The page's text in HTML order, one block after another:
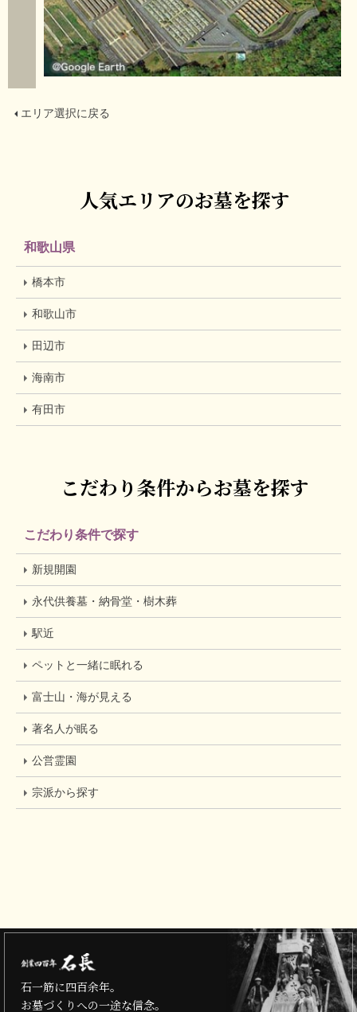
エリア選択に戻る
人気エリアのお墓を探す
和歌山県
橋本市
和歌山市
田辺市
海南市
有田市
こだわり条件からお墓を探す
こだわり条件で探す
新規開園
永代供養墓・納骨堂・樹木葬
駅近
ペットと一緒に眠れる
富士山・海が見える
著名人が眠る
公営霊園
宗派から探す
石一筋に四百余年。
お墓づくりへの一途な信念。